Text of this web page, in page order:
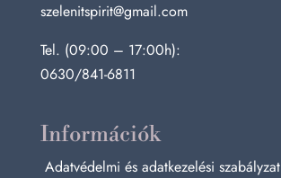
szelenitspirit@gmail.com
Tel. (09:00 – 17:00h):
0630/841-6811
Információk
Adatvédelmi és adatkezelési szabályzat